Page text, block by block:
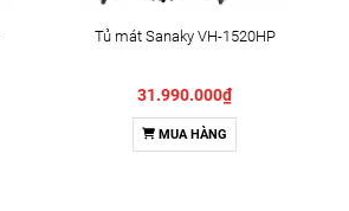
Tủ mát Sanaky VH-1520HP
31.990.000₫
MUA HÀNG